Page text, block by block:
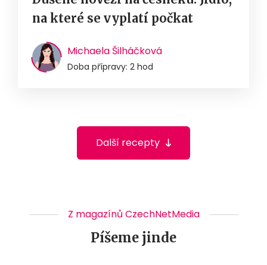
na které se vyplatí počkat
Michaela Šilháčková
Doba přípravy: 2 hod
Další recepty
Z magazínů CzechNetMedia
Píšeme jinde